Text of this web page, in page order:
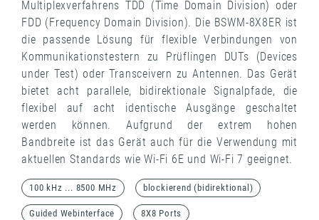
Multiplexverfahrens TDD (Time Domain Division) oder
FDD (Frequency Domain Division). Die BSWM-8X8ER ist
die passende Lösung für flexible Verbindungen von
Kommunikationstestern zu Prüflingen DUTs (Devices
under Test) oder Transceivern zu Antennen. Das Gerät
bietet acht parallele, bidirektionale Signalpfade, die
flexibel auf acht identische Ausgänge geschaltet
werden können. Aufgrund der extrem hohen
Bandbreite ist das Gerät auch für die Verwendung mit
aktuellen Standards wie Wi-Fi 6E und Wi-Fi 7 geeignet.
100 kHz ... 8500 MHz blockierend (bidirektional)
Guided Webinterface 8X8 Ports